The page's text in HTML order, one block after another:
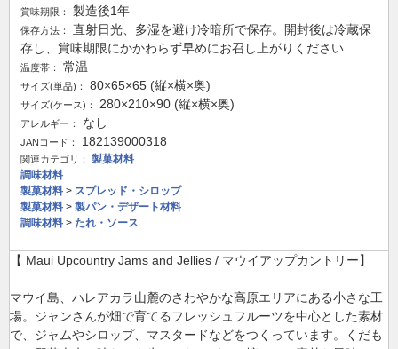
賞味期限： 製造後1年
保存方法：
直射日光、多湿を避け冷暗所で保存。開封後は冷蔵保
存し、賞味期限にかかわらず早めにお召し上がりください
温度帯： 常温
サイズ(単品)： 80×65×65 (縦×横×奥)
サイズ(ケース)： 280×210×90 (縦×横×奥)
アレルギー： なし
JANコード： 182139000318
関連カテゴリ：
製菓材料
調味材料
製菓材料 > スプレッド・シロップ
製菓材料 > 製パン・デザート材料
調味材料 > たれ・ソース
【 Maui Upcountry Jams and Jellies / マウイアップカントリー】
マウイ島、ハレアカラ山麓のさわやかな高原エリアにある小さな工
場。ジャンさんが畑で育てるフレッシュフルーツを中心とした素材
で、ジャムやシロップ、マスタードなどをつくっています。くだも